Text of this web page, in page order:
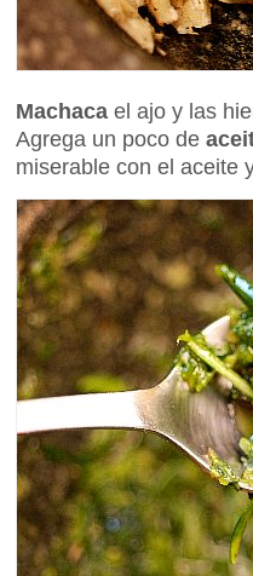
Machaca el ajo y las
Agrega un poco de
miserable con el aceite